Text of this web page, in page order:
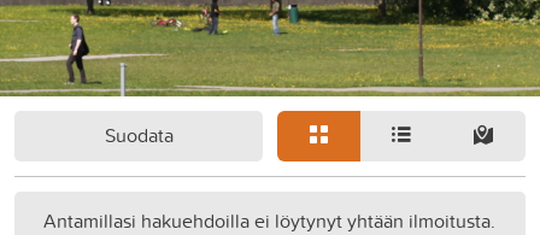
Suodata
Antamillasi hakuehdoilla ei löytynyt yhtään ilmoitusta.